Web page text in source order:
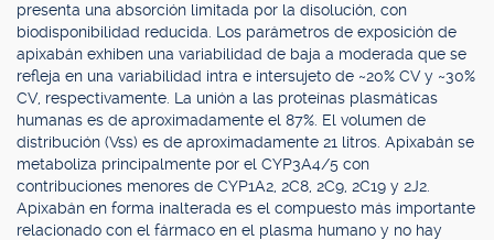
presenta una absorción limitada por la disolución, con
biodisponibilidad reducida. Los parámetros de exposición de
apixabán exhiben una variabilidad de baja a moderada que se
refleja en una variabilidad intra e intersujeto de ~20% CV y ~30%
CV, respectivamente. La unión a las proteínas plasmáticas
humanas es de aproximadamente el 87%. El volumen de
distribución (Vss) es de aproximadamente 21 litros. Apixabán se
metaboliza principalmente por el CYP3A4/5 con
contribuciones menores de CYP1A2, 2C8, 2C9, 2C19 y 2J2.
Apixabán en forma inalterada es el compuesto más importante
relacionado con el fármaco en el plasma humano y no hay